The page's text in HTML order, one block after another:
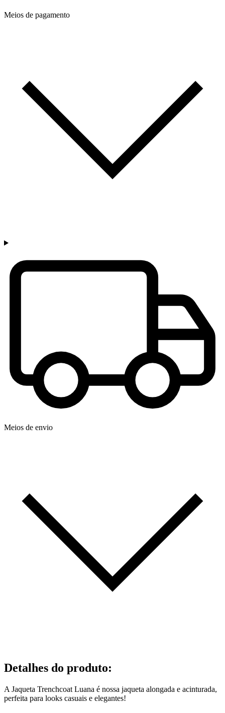
Meios de pagamento
Meios de envio
Detalhes do produto:
A Jaqueta Trenchcoat Luana é nossa jaqueta alongada e acinturada,
perfeita para looks casuais e elegantes!